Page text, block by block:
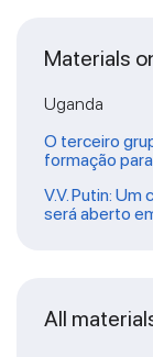
Materials
Uganda
O terceiro
formação
V.V. Putin:
será aberto
All